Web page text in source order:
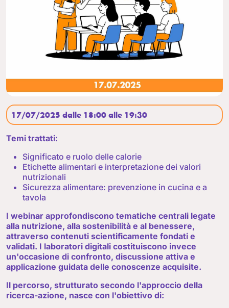
17/07/2025 dalle 18:00 alle 19:30
Temi trattati:
Significato e ruolo delle calorie
Etichette alimentari e interpretazione dei valori
nutrizionali
Sicurezza alimentare: prevenzione in cucina e a
tavola
I webinar approfondiscono tematiche centrali legate
alla nutrizione, alla sostenibilità e al benessere,
attraverso contenuti scientificamente fondati e
validati. I laboratori digitali costituiscono invece
un'occasione di confronto, discussione attiva e
applicazione guidata delle conoscenze acquisite.
Il percorso, strutturato secondo l'approccio della
ricerca-azione, nasce con l'obiettivo di: